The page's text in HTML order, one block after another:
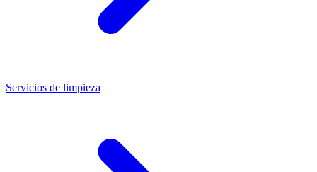
Servicios de limpieza